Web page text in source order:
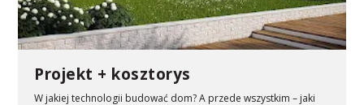
Projekt + kosztorys
W jakiej technologii budować dom? A przede wszystkim – jaki